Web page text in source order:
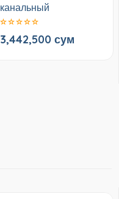
канальный
3,442,500 сум